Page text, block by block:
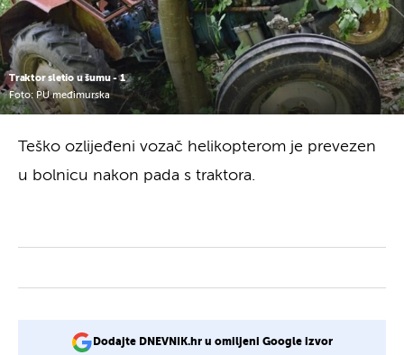
Traktor sletio u šumu - 1
Foto: PU međimurska
Teško ozlijeđeni vozač helikopterom je prevezen
u bolnicu nakon pada s traktora.
Dodajte DNEVNIK.hr u omiljeni Google izvor